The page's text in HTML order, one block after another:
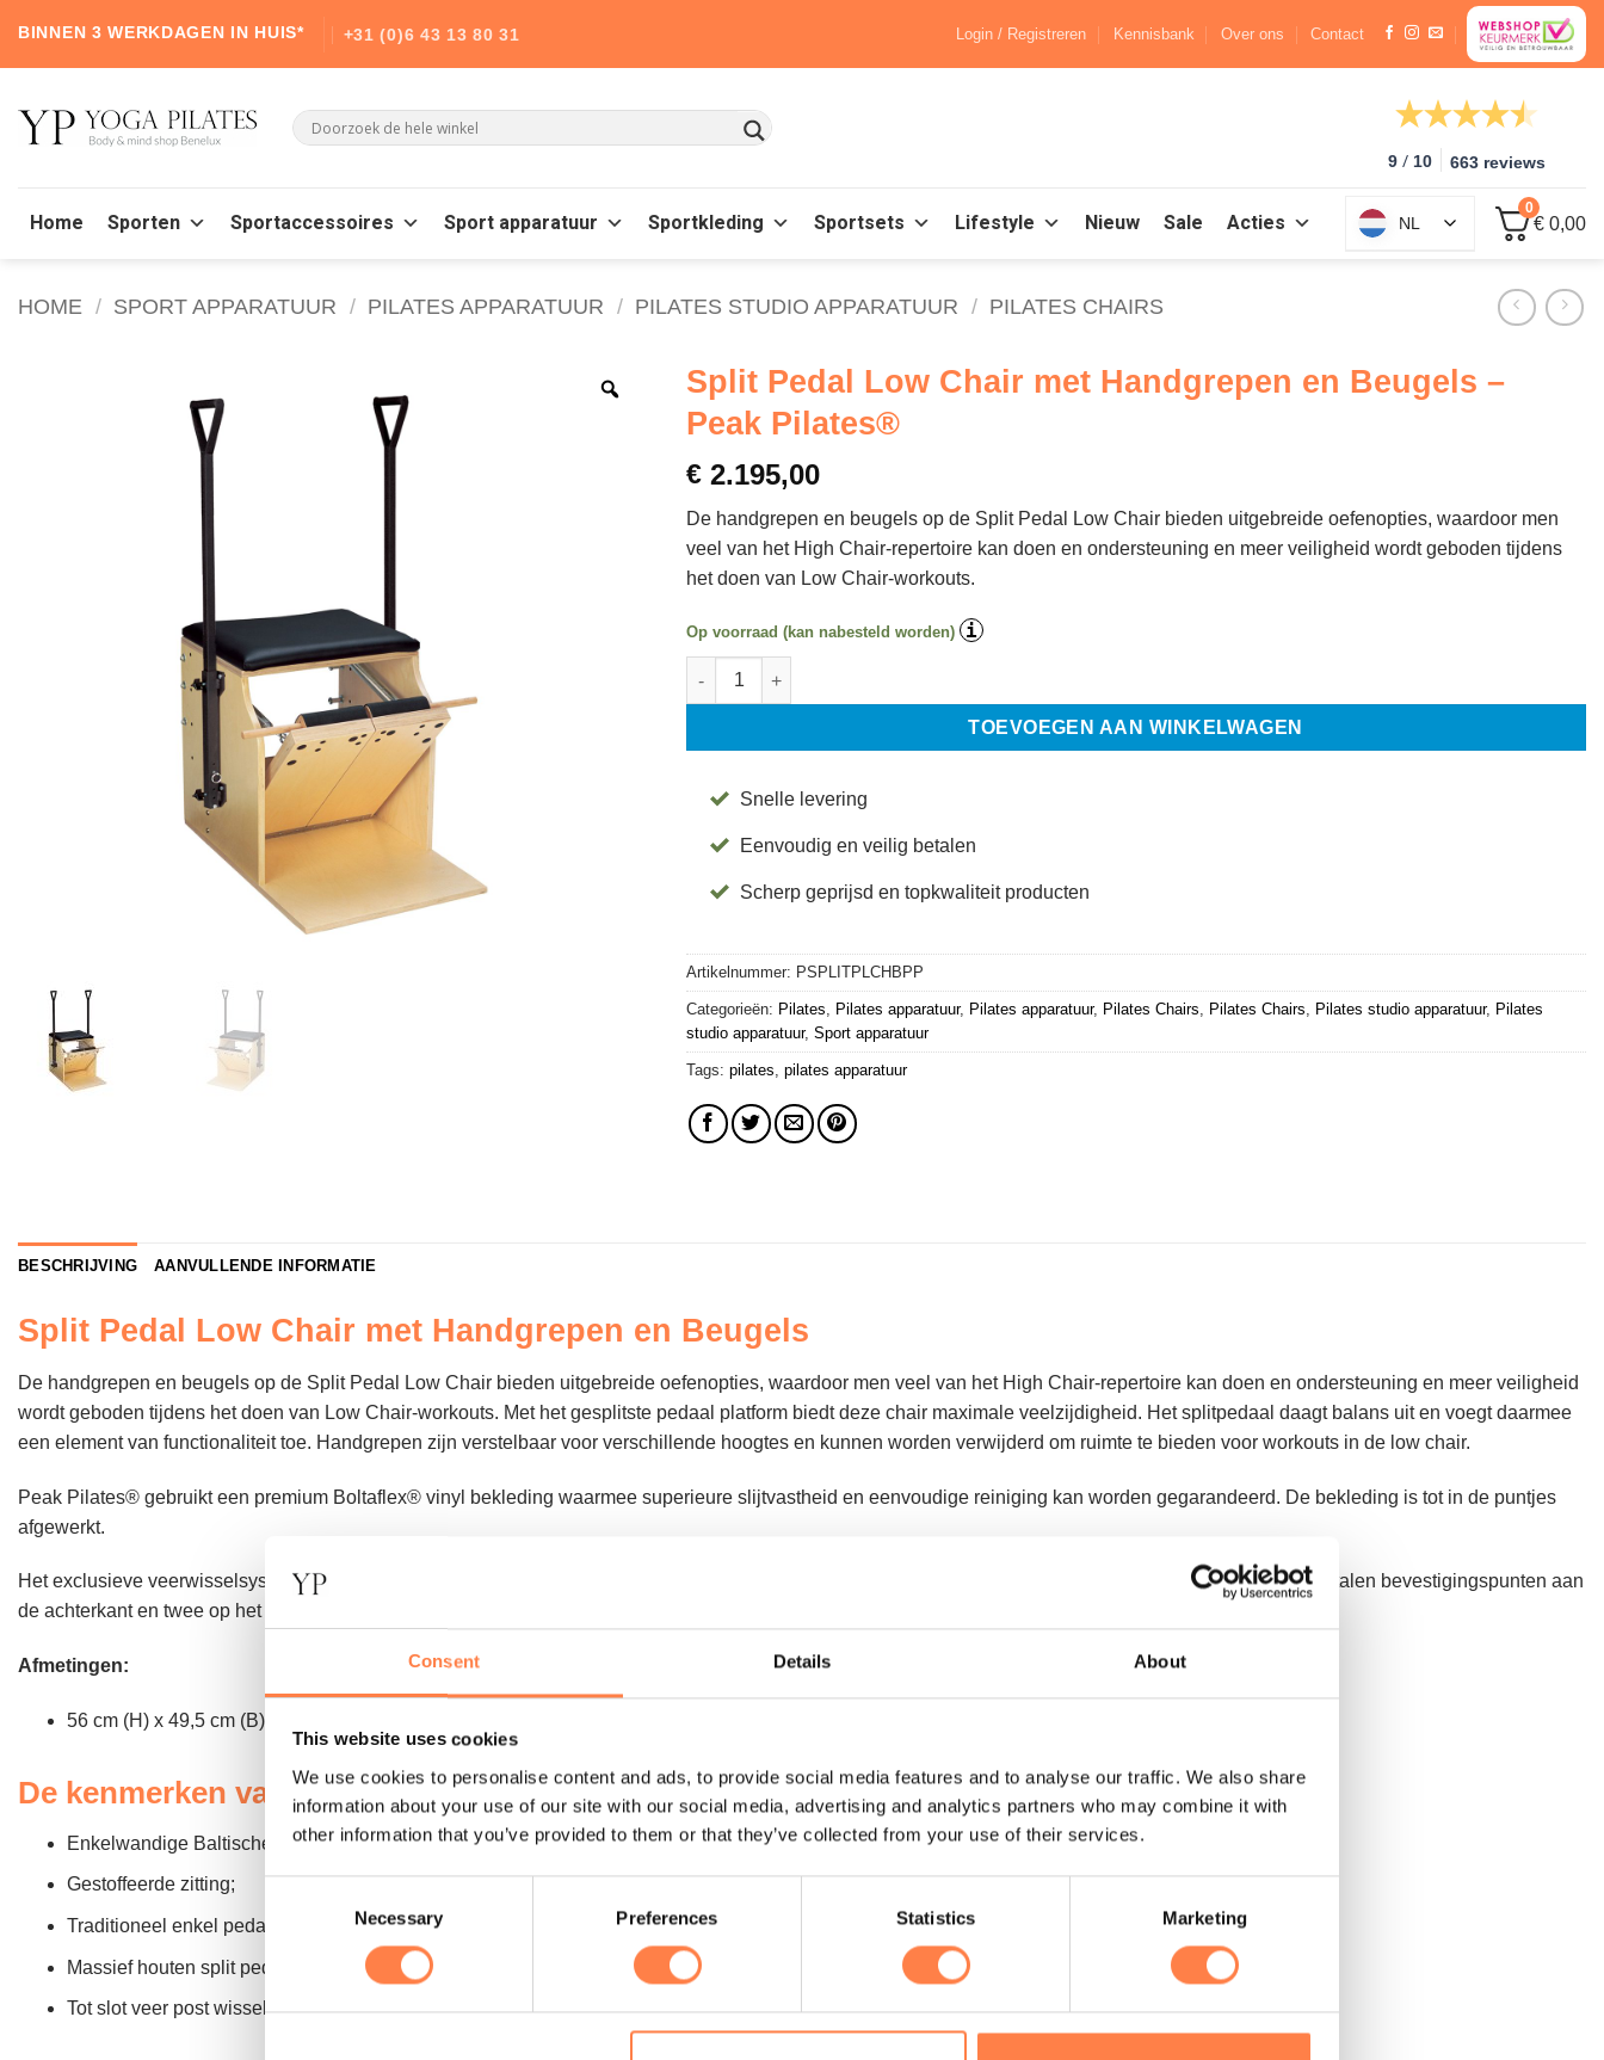
Consent Details About
This website uses cookies
We use cookies to personalise content and ads, to provide social media features and to analyse our traffic. We also share
information about your use of our site with our social media, advertising and analytics partners who may combine it with
other information that you’ve provided to them or that they’ve collected from your use of their services.
Selection
Necessary Preferences Statistics Marketing
content
BINNEN 3 WERKDAGEN IN HUIS* +31 (0)6 43 13 80 31 Login / Registreren Kennisbank Over ons Contact
9 / 10 663 reviews
Home Sporten Sportaccessoires Sport apparatuur Sportkleding Sportsets Lifestyle Nieuw Sale Acties NL
0
€ 0,00
HOME / SPORT APPARATUUR / PILATES APPARATUUR / PILATES STUDIO APPARATUUR / PILATES CHAIRS
Split Pedal Low Chair met Handgrepen en Beugels –
Peak Pilates®
€ 2.195,00
De handgrepen en beugels op de Split Pedal Low Chair bieden uitgebreide oefenopties, waardoor men
veel van het High Chair-repertoire kan doen en ondersteuning en meer veiligheid wordt geboden tijdens
het doen van Low Chair-workouts.
Op voorraad (kan nabesteld worden) i
Split Pedal Low Chair met Handgrepen en Beugels - Peak Pilates® aantal
TOEVOEGEN AAN WINKELWAGEN
Snelle levering
Eenvoudig en veilig betalen
Scherp geprijsd en topkwaliteit producten
Artikelnummer: PSPLITPLCHBPP
Categorieën: Pilates, Pilates apparatuur, Pilates apparatuur, Pilates Chairs, Pilates Chairs, Pilates studio apparatuur, Pilates
studio apparatuur, Sport apparatuur
Tags: pilates, pilates apparatuur
BESCHRIJVING AANVULLENDE INFORMATIE
Split Pedal Low Chair met Handgrepen en Beugels
De handgrepen en beugels op de Split Pedal Low Chair bieden uitgebreide oefenopties, waardoor men veel van het High Chair-repertoire kan doen en ondersteuning en meer veiligheid
wordt geboden tijdens het doen van Low Chair-workouts. Met het gesplitste pedaal platform biedt deze chair maximale veelzijdigheid. Het splitpedaal daagt balans uit en voegt daarmee
een element van functionaliteit toe. Handgrepen zijn verstelbaar voor verschillende hoogtes en kunnen worden verwijderd om ruimte te bieden voor workouts in de low chair.
Peak Pilates® gebruikt een premium Boltaflex® vinyl bekleding waarmee superieure slijtvastheid en eenvoudige reiniging kan worden gegarandeerd. De bekleding is tot in de puntjes
afgewerkt.
Het exclusieve veerwisselsysteem is doordacht ontworpen om het wisselen van veren snel en probleemloos te laten verlopen. Elke veer heeft in totaal drie stalen bevestigingspunten aan
de achterkant en twee op het pedaal, wat resulteert in 24 mogelijke weerstandsniveaus.
Afmetingen:
56 cm (H) x 49,5 cm (B) x 76 cm (L)
De kenmerken van de Split Pedal Low Chair met Handgrepen en Beugels:
Enkelwandige Baltische berkenhout constructie;
Gestoffeerde zitting;
Traditioneel enkel pedaal;
Massief houten split pedaal en voetkussen met comfortabele grip;
Tot slot veer post wisselsysteem met 2 standaard chair veren